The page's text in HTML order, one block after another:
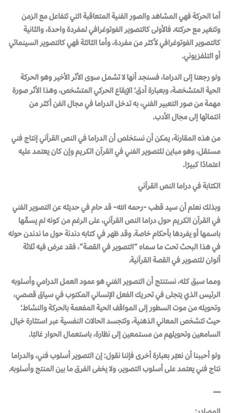
أما الحركة فهي المشاهد والصور الفنية المتعاقبة التي تتفاعل مع الزمن
وتتغير مع حركته. فالأولى كالتصوير الفوتوغرافي لمفردة واحدة، والثانية
كالتصوير الفوتوغرافي لأكثر من مفردة، وأما الثالثة فهي كالتصوير السينمائي
أو التلفزيوني.
ولو رجعنا إلى الدراما، فسنجد أنها لا تشمل سوى الأثر الأخير وهو الحركة
الحية المتشخصة، وبعبارة أدق؛ الإيقاع الحركي المتشخص، وهذا الأثر صورة
مهمة من صور التعبير الفني، به تدخل الدراما في مجال الفن أكثر من
انتمائها إلى مجال الأدب.
من هذه المقارنة، يمكن أن نستخلص أن الدراما في النص القرآني إنتاج فني
مستقل، وهو مباين للتصوير الفني في القرآن الكريم وإن كان يعتمد عليه
اعتمادًا كبيرًا.
الكتابة في دراما النص القرآني
وبذلك نعلم أن سيد قطب -رحمه الله- قد حام في حديثه عن التصوير الفني
في القرآن الكريم حول دراما النص القرآني، على الرغم من كونه لم يسمِّها
باسمها أو يفردها بأحكام خاصة. وقد ظهر في كتابه دندنة حول ما ندندن حوله
في هذا البحث تحت ما سماه “التصوير في القصة”، فقد عرض فيه ثلاثة
ألوان للتصوير في القصة القرآنية.
ومما سبق كله، نستنتج أن التصوير الفني هو عمود العمل الدرامي وأسلوبه
الرئيس الذي يتجلى في تحريك الفعل الإنساني المكتوب في سياق قصصي،
وتحويله من موت السطور إلى المواقف الحية المفعمة بالحركة والنشاط؛
حيث تتشخص المعاني الذهنية، وتتجسد الحالات النفسية عبر استثارة خيال
السامعين وتحويلهم من مستمعين إلى نظارة، باستعمال الحوار غالبًا.
ولو أحببنا أن نعبّر بعبارة أخرى فإننا نقول: إن التصوير أسلوب فني، والدراما
نتاج فني يعتمد على أسلوب التصوير، ولا يخفى الفرق ما بين المنتج وأسلوبه.
ــــــــــــــ
المصادر: